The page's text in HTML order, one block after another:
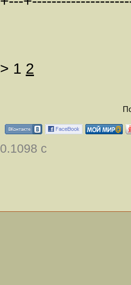
> 1 2
0.1098 с